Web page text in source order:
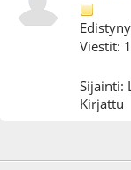
Viestit:
Sijainti:
Kirjattu